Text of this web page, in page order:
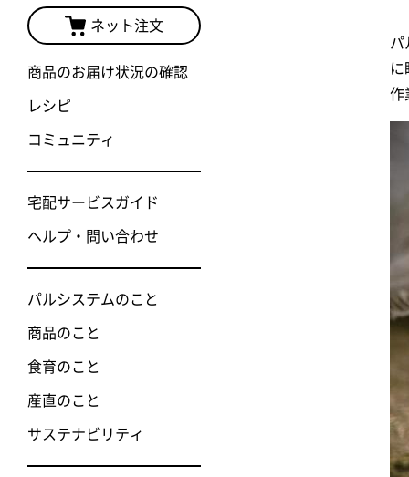
ネット注文
商品のお届け状況の確認
レシピ
コミュニティ
宅配サービスガイド
ヘルプ・問い合わせ
パルシステムのこと
商品のこと
食育のこと
産直のこと
サステナビリティ
パ
に
作